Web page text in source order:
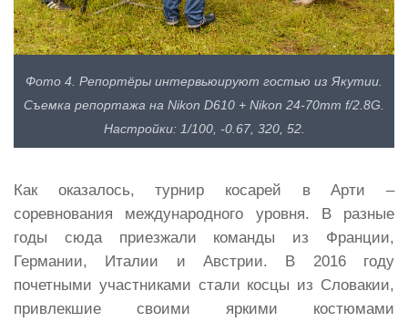
Фото 4. Репортёры интервьюируют гостью из Якутии.
Съемка репортажа на Nikon D610 + Nikon 24-70mm f/2.8G.
Настройки: 1/100, -0.67, 320, 52.
Как оказалось, турнир косарей в Арти –
соревнования международного уровня. В разные
годы сюда приезжали команды из Франции,
Германии, Италии и Австрии. В 2016 году
почетными участниками стали косцы из Словакии,
привлекшие своими яркими костюмами